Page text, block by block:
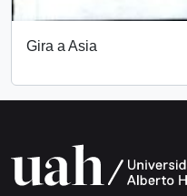
Gira a Asia